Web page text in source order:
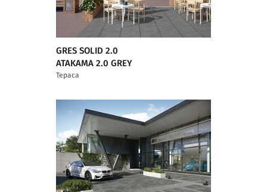
GRES SOLID 2.0
ATAKAMA 2.0 GREY
Тераса